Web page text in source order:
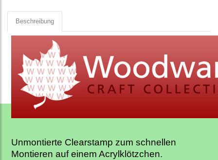
Beschreibung
Unmontierte Clearstamp zum schnellen
Montieren auf einem Acrylklötzchen.